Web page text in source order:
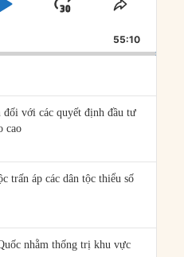
PLAYJUMP
FORWARD
SHARE
55:10
với các quyết định đầu tư
cao
trấn áp các dân tộc thiểu số
nhằm thống trị khu vực